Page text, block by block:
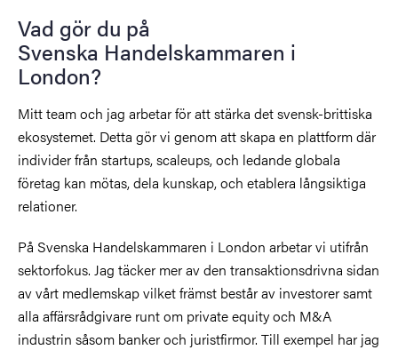
Vad gör du på
Svenska Handelskammaren i
London?
Mitt team och jag arbetar för att stärka det svensk-brittiska
ekosystemet. Detta gör vi genom att skapa en plattform där
individer från startups, scaleups, och ledande globala
företag kan mötas, dela kunskap, och etablera långsiktiga
relationer.
På Svenska Handelskammaren i London arbetar vi utifrån
sektorfokus. Jag täcker mer av den transaktionsdrivna sidan
av vårt medlemskap vilket främst består av investorer samt
alla affärsrådgivare runt om private equity och M&A
industrin såsom banker och juristfirmor. Till exempel har jag